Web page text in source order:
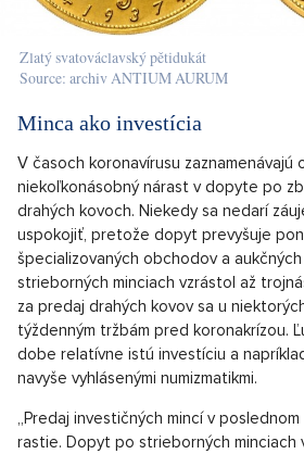
Zlatý svatováclavský pětidukát
Source: archiv ANTIUM AURUM
Minca ako investícia
V časoch koronavírusu zaznamenávajú
niekoľkonásobný nárast v dopyte po
drahých kovoch. Niekedy sa nedarí
uspokojiť, pretože dopyt prevyšuje
špecializovaných obchodov a
strieborných minciach vzrástol až
za predaj drahých kovov sa u
týždenným tržbám pred koronakrízou.
dobe relatívne istú investíciu a
navyše vyhlásenými numizmatikmi.
„Predaj investičných mincí v
rastie. Dopyt po strieborných minciach